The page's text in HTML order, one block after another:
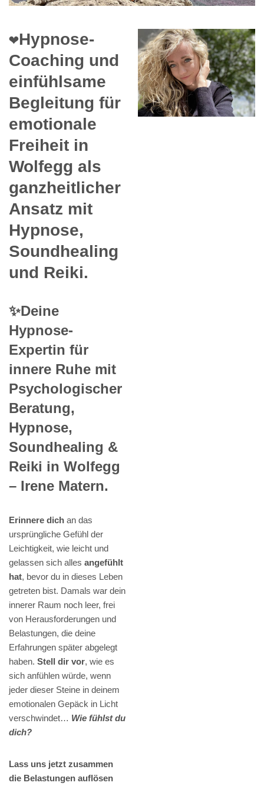
❤️Hypnose-
Coaching und
einfühlsame
Begleitung für
emotionale
Freiheit in
Wolfegg als
ganzheitlicher
Ansatz mit
Hypnose,
Soundhealing
und Reiki.
✨Deine
Hypnose-
Expertin für
innere Ruhe mit
Psychologischer
Beratung,
Hypnose,
Soundhealing &
Reiki in Wolfegg
– Irene Matern.
Erinnere dich an das
ursprüngliche Gefühl der
Leichtigkeit, wie leicht und
gelassen sich alles angefühlt
hat, bevor du in dieses Leben
getreten bist. Damals war dein
innerer Raum noch leer, frei
von Herausforderungen und
Belastungen, die deine
Erfahrungen später abgelegt
haben. Stell dir vor, wie es
sich anfühlen würde, wenn
jeder dieser Steine in deinem
emotionalen Gepäck in Licht
verschwindet… Wie fühlst du
dich?
Lass uns jetzt zusammen
die Belastungen auflösen